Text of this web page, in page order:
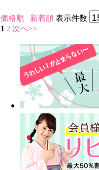
販売価格(税込)
￥ 8,800 円
価格順 新着順 表示件数
1 2 次へ>>